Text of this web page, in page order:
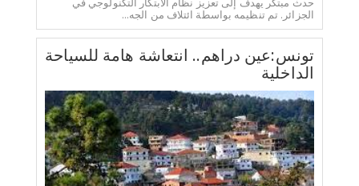
الجزائر. تم تنظيمه بواسطة ائتلاف من الجه...
تونس:عين دراهم.. انتعاشة هامة للسياحة
الداخلية